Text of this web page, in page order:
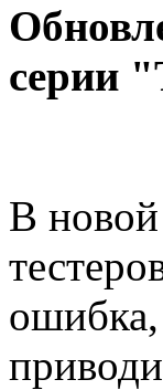
серии
В
ошибка,